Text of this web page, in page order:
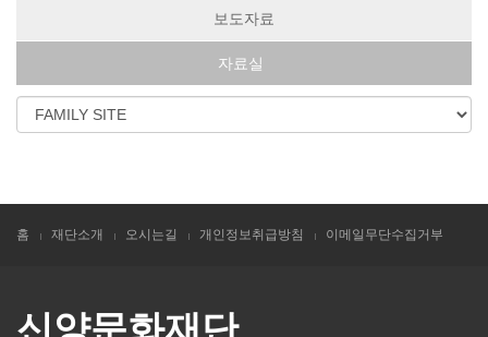
보도자료
자료실
홈 재단소개 오시는길 개인정보취급방침 이메일무단수집거부
신양문화재단